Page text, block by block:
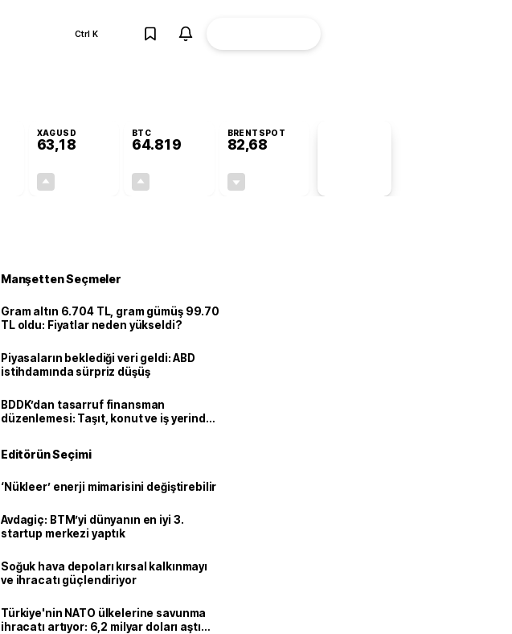
Ctrl K
XAGUSD
63,18
BTC
64.819
BRENTSPOT
82,68
Manşetten Seçmeler
Gram altın 6.704 TL, gram gümüş 99.70
TL oldu: Fiyatlar neden yükseldi?
Piyasaların beklediği veri geldi: ABD
istihdamında sürpriz düşüş
BDDK’dan tasarruf finansman
düzenlemesi: Taşıt, konut ve iş yerinde
Editörün Seçimi
‘Nükleer’ enerji mimarisini değiştirebilir
Avdagiç: BTM’yi dünyanın en iyi 3.
startup merkezi yaptık
Soğuk hava depoları kırsal kalkınmayı
ve ihracatı güçlendiriyor
Türkiye'nin NATO ülkelerine savunma
ihracatı artıyor: 6,2 milyar doları aştı